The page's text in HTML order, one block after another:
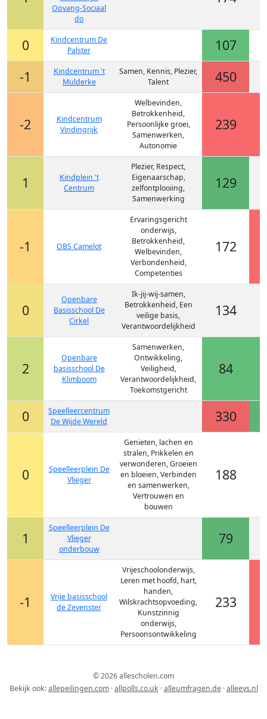
Opvang-Sociaal
do
0
Kindcentrum De
Palster
107
-1
Kindcentrum 't
Mulderke
Samen, Kennis, Plezier,
Talent
450
-2
Kindcentrum
Vindingrijk
Welbevinden,
Betrokkenheid,
Persoonlijke groei,
Samenwerken,
Autonomie
239
1
Kindplein 't
Centrum
Plezier, Respect,
Eigenaarschap,
zelfontplooiing,
Samenwerking
129
-1 OBS Camelot
Ervaringsgericht
onderwijs,
Betrokkenheid,
Welbevinden,
Verbondenheid,
Competenties
172
0
Openbare
Basisschool De
Cirkel
Ik-jij-wij-samen,
Betrokkenheid, Een
veilige basis,
Verantwoordelijkheid
134
2
Openbare
basisschool De
Klimboom
Samenwerken,
Ontwikkeling,
Veiligheid,
Verantwoordelijkheid,
Toekomstgericht
84
0
Speelleercentrum
De Wijde Wereld
330
0
Speelleerplein De
Vlieger
Genieten, lachen en
stralen, Prikkelen en
verwonderen, Groeien
en bloeien, Verbinden
en samenwerken,
Vertrouwen en
bouwen
188
1
Speelleerplein De
Vlieger
onderbouw
79
-1
Vrije basisschool
de Zevenster
Vrijeschoolonderwijs,
Leren met hoofd, hart,
handen,
Wilskrachtsopvoeding,
Kunstzinnig
onderwijs,
Persoonsontwikkeling
233
© 2026 allescholen.com
Bekijk ook:allepeilingen.com·allpolls.co.uk ·alleumfragen.de·alleevs.nl